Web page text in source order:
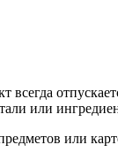
всегда
или
или